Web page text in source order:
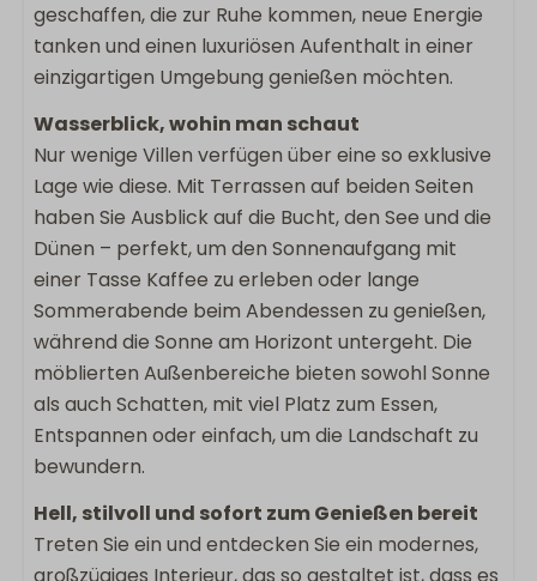
Außenbereich
Esstisch im Außenbereich
Lounge-Sofa
Liegestühle
Außendusche
Sanitär
2 Badezimmer
Eigenes Badezimmer
Badezimmer im Erdgeschoss
Badewanne
Regenschauer
Begehbare Dusche
Föhn
Doppelwaschbecken
geschaffen, die zur Ruhe kommen, neue Energie
tanken und einen luxuriösen Aufenthalt in einer
einzigartigen Umgebung genießen möchten.
Wasserblick, wohin man schaut
Nur wenige Villen verfügen über eine so exklusive
Lage wie diese. Mit Terrassen auf beiden Seiten
haben Sie Ausblick auf die Bucht, den See und die
Dünen – perfekt, um den Sonnenaufgang mit
einer Tasse Kaffee zu erleben oder lange
Sommerabende beim Abendessen zu genießen,
während die Sonne am Horizont untergeht. Die
möblierten Außenbereiche bieten sowohl Sonne
als auch Schatten, mit viel Platz zum Essen,
Entspannen oder einfach, um die Landschaft zu
bewundern.
Hell, stilvoll und sofort zum Genießen bereit
Treten Sie ein und entdecken Sie ein modernes,